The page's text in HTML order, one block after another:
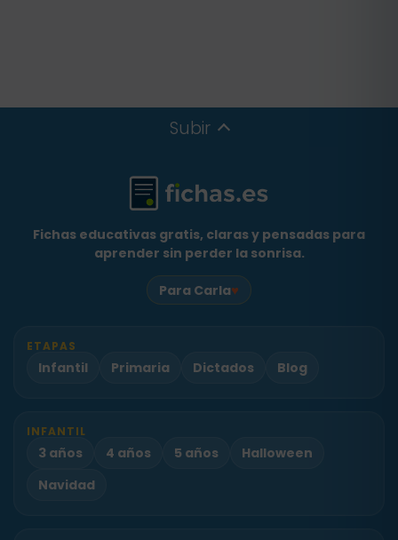
Subir
Fichas educativas gratis, claras y pensadas para
aprender sin perder la sonrisa.
Para Carla♥
ETAPAS
Infantil Primaria Dictados Blog
INFANTIL
3 años 4 años 5 años
Halloween
Navidad